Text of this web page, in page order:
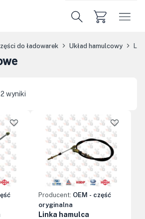
do ładowarek Układ hamulcowy
wyniki
Producent: OEM - część
oryginalna
Linka hamulca